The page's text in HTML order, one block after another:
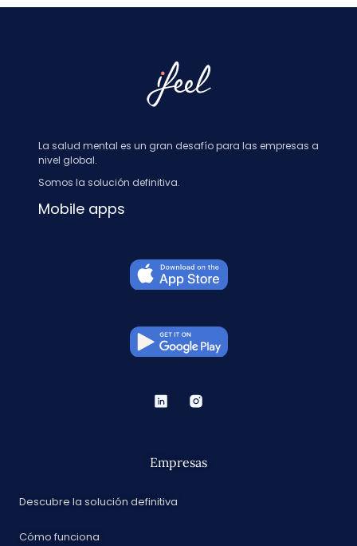
La salud mental es un gran desafío para las empresas a
nivel global.
Somos la solución definitiva.
Mobile apps
Empresas
Descubre la solución definitiva
Cómo funciona